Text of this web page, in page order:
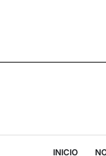
INICIO